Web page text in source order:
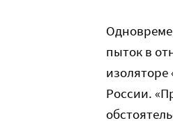
пыток в
изоляторе
России.